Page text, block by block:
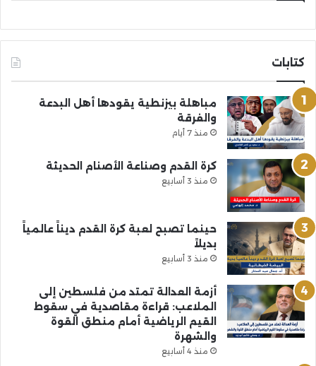
كتابات
مباهلة بيزنطية يقودها أهل البدعة
والفرقة
منذ 7 أيام
كرة القدم وصناعة الأصنام الحديثة
منذ 3 أسابيع
حينما تصبح لعبة كرة القدم ديناً عالمياً
بديلاً
منذ 3 أسابيع
أزمة العدالة تمتد من فلسطين إلى
الملاعب: قراءة مقاصدية في سقوط
القيم الرياضية أمام منطق القوة
والشهرة
منذ 4 أسابيع